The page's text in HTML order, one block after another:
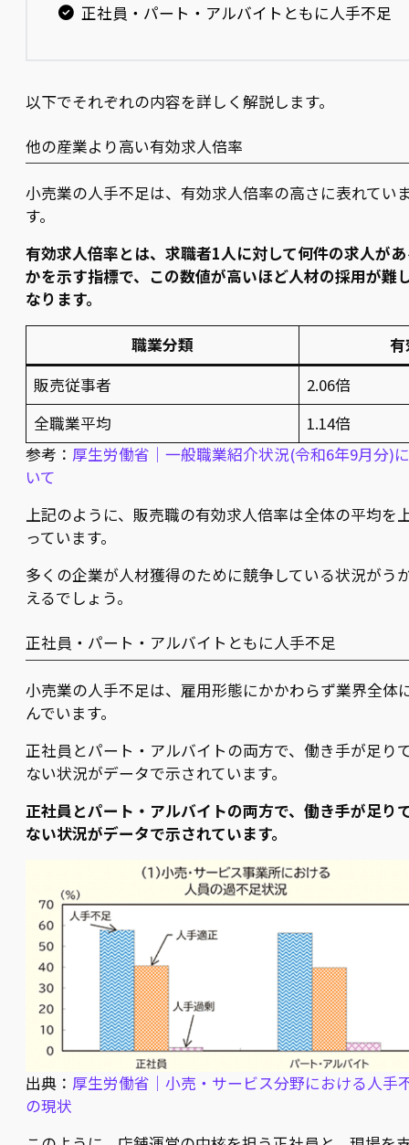
正社員・パート・アルバイトともに人手不足
以下でそれぞれの内容を詳しく解説します。
他の産業より高い有効求人倍率
小売業の人手不足は、有効求人倍率の高さに表れてい
す。
有効求人倍率とは、求職者1人に対して何件の求人が
かを示す指標で、この数値が高いほど人材の採用が難
なります。
職業分類
販売従事者
2.06倍
全職業平均
1.14倍
参考： 厚生労働省｜一般職業紹介状況(令和6年9月分)
いて
上記のように、販売職の有効求人倍率は全体の平均を
っています。
多くの企業が人材獲得のために競争している状況がう
えるでしょう。
正社員・パート・アルバイトともに人手不足
小売業の人手不足は、雇用形態にかかわらず業界全体
んでいます。
正社員とパート・アルバイトの両方で、働き手が足り
ない状況がデータで示されています。
正社員とパート・アルバイトの両方で、働き手が足り
ない状況がデータで示されています。
出典： 厚生労働省｜小売・サービス分野における人手
の現状